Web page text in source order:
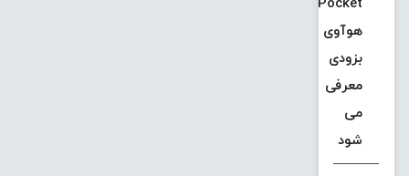
Pocket
هوآوی
بزودی
معرفی
می
شود